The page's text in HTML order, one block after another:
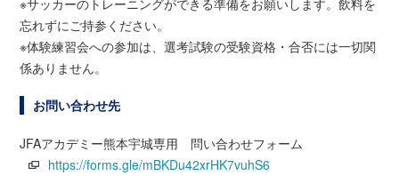
※サッカーのトレーニングができる準備をお願いします。飲料を
忘れずにご持参ください。
※体験練習会への参加は、選考試験の受験資格・合否には一切関
係ありません。
お問い合わせ先
JFAアカデミー熊本宇城専用 問い合わせフォーム
https://forms.gle/mBKDu42xrHK7vuhS6